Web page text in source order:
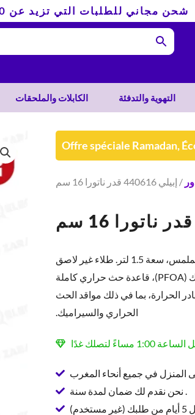
شحن مجاني للطلبات التي تزيد عن 400 درهم
الكابلات والملحقات التهوية والتدفئة
Offre spéciale Ramadan,
/ إبيلي 440616 قدر ناتورا 16 سم
قدر ألومنيوم بمقبض باكليت ناعم الملمس، سعة 1.5 لتر. طلاء غير لاصق
خالٍ من حمض بيرفلورو الأوكتانويك (PFOA)، قاعدة حث حراري كاملة
الحرارة، بما في ذلك مواقد الحث
الحراري والسيراميك.
المنزل في جميع أنحاء المغرب
نحن نقدم لك ضمان لمدة سنة .